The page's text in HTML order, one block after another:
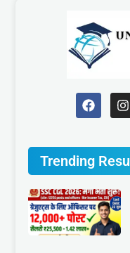
Trending